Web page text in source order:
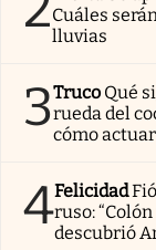
Cuáles
lluvias
3Truco Qué
rueda del
cómo actuar
4Felicidad
ruso:
descubrió